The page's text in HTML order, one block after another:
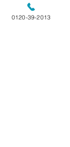
0120-39-2013